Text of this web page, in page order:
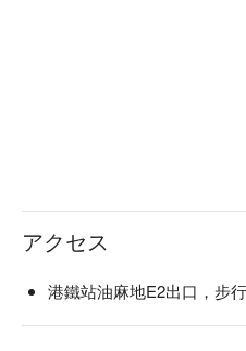
アクセス
港鐵站油麻地E2出口，步